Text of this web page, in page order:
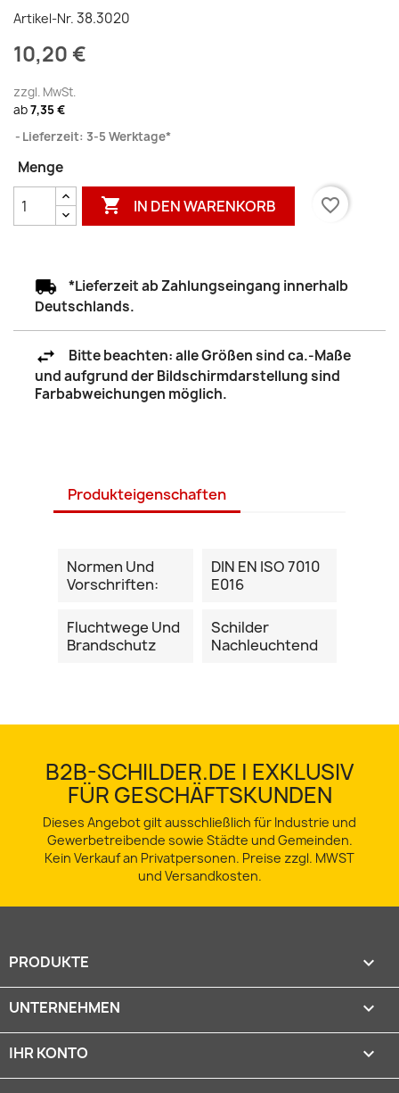
Artikel-Nr. 38.3020
10,20 €
zzgl. MwSt.
ab7,35 €
Lieferzeit: 3-5 Werktage*
Menge
 IN DEN WARENKORB favorite_border
*Lieferzeit ab Zahlungseingang innerhalb
Deutschlands.
Bitte beachten: alle Größen sind ca.-Maße
und aufgrund der Bildschirmdarstellung sind
Farbabweichungen möglich.
Produkteigenschaften
Normen Und
Vorschriften:
DIN EN ISO 7010
E016
Fluchtwege Und
Brandschutz
Schilder
Nachleuchtend
B2B-SCHILDER.DE | EXKLUSIV
FÜR GESCHÄFTSKUNDEN
Dieses Angebot gilt ausschließlich für Industrie und
Gewerbetreibende sowie Städte und Gemeinden.
Kein Verkauf an Privatpersonen. Preise zzgl. MWST
und Versandkosten.
PRODUKTE 
UNTERNEHMEN 
IHR KONTO 